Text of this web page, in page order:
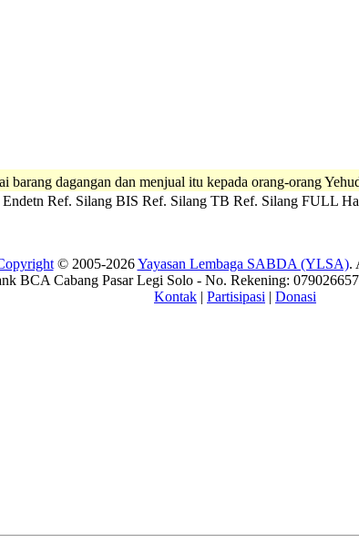
dagangan dan menjual itu kepada orang-orang
Endetn Ref. Silang BIS Ref. Silang TB Ref. Silang FULL
© 2005-2026Yayasan Lembaga SABDA (YLSA).
BCA Cabang Pasar Legi Solo - No. Rekening:
Kontak | Partisipasi | Donasi